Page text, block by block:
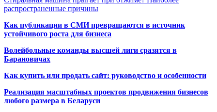
распространенные причины
Как публикации в СМИ превращаются в источник
устойчивого роста для бизнеса
Волейбольные команды высшей лиги сразятся в
Барановичах
Как купить или продать сайт: руководство и особенности
Реализация масштабных проектов продвижения бизнесов
любого размера в Беларуси